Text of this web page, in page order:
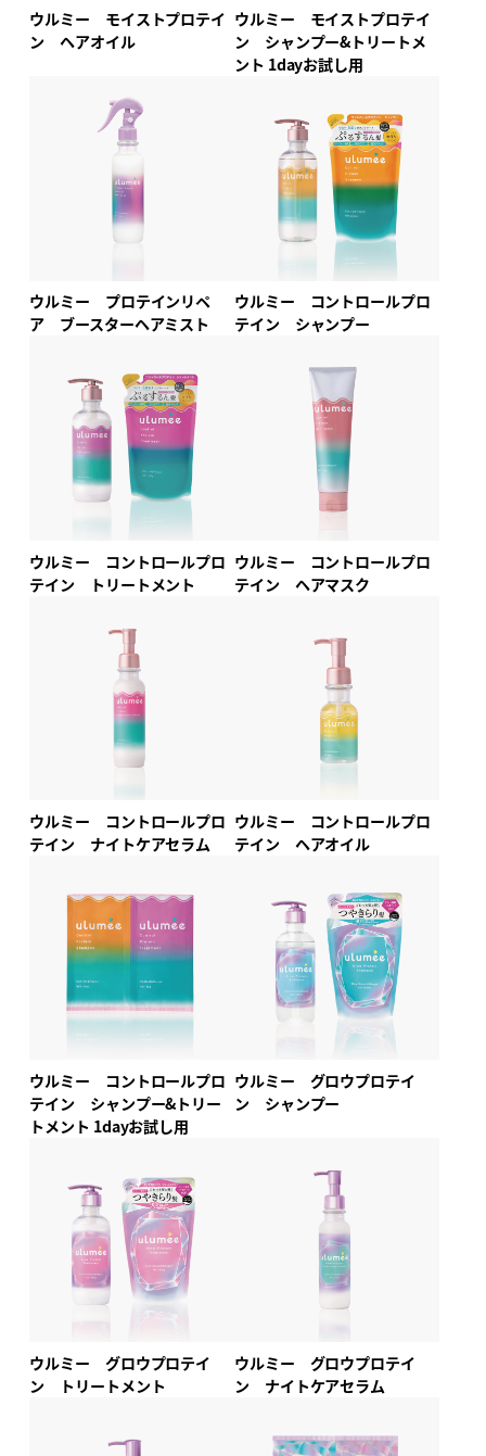
ウルミー モイストプロテイ
ン ヘアオイル
ウルミー モイストプロテイ
ン シャンプー&トリートメ
ント 1dayお試し用
ウルミー プロテインリペ
ア ブースターヘアミスト
ウルミー コントロールプロ
テイン シャンプー
ウルミー コントロールプロ
テイン トリートメント
ウルミー コントロールプロ
テイン ヘアマスク
ウルミー コントロールプロ
テイン ナイトケアセラム
ウルミー コントロールプロ
テイン ヘアオイル
ウルミー コントロールプロ
テイン シャンプー&トリー
トメント 1dayお試し用
ウルミー グロウプロテイ
ン シャンプー
ウルミー グロウプロテイ
ン トリートメント
ウルミー グロウプロテイ
ン ナイトケアセラム